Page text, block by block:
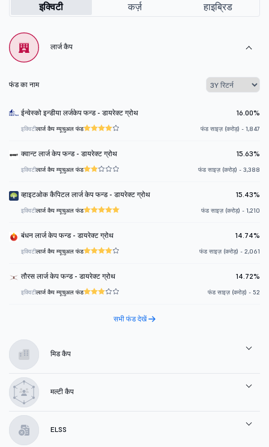
इक्विटी कर्ज़ हाइब्रिड
लार्ज कैप
फंड का नाम
ईन्वेस्को इन्डीया लर्जकेप फन्ड - डायरेक्ट ग्रोथ 16.00%
इक्विटीलार्ज कैप म्यूचुअल फंड फंड साइज़ (करोड़) - 1,847
क्वान्ट लार्ज केप फन्ड - डायरेक्ट ग्रोथ 15.63%
इक्विटीलार्ज कैप म्यूचुअल फंड फंड साइज़ (करोड़) - 3,388
व्हाइटओक कैपिटल लार्ज केप फन्ड - डायरेक्ट ग्रोथ 15.43%
इक्विटीलार्ज कैप म्यूचुअल फंड फंड साइज़ (करोड़) - 1,210
बंधन लार्ज केप फन्ड - डायरेक्ट ग्रोथ 14.74%
इक्विटीलार्ज कैप म्यूचुअल फंड फंड साइज़ (करोड़) - 2,061
तौरस लार्ज केप फन्ड - डायरेक्ट ग्रोथ 14.72%
इक्विटीलार्ज कैप म्यूचुअल फंड फंड साइज़ (करोड़) - 52
सभी फंड देखें
मिड कैप
मल्टी कैप
ELSS